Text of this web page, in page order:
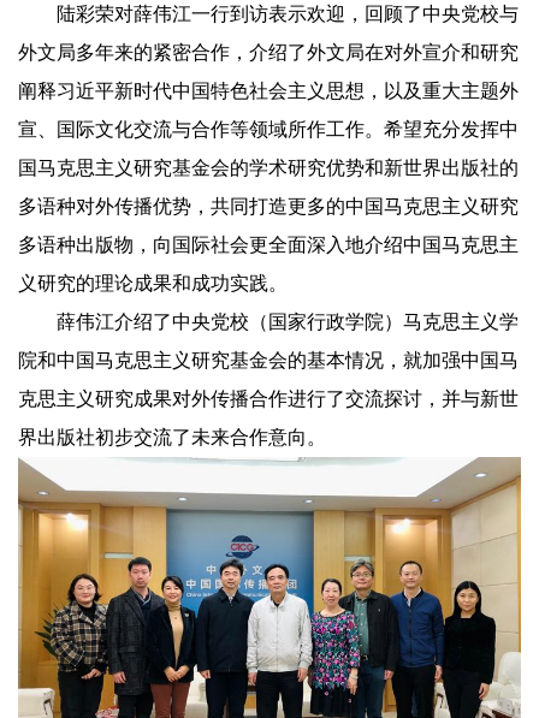
陆彩荣对薛伟江一行到访表示欢迎，回顾了中央党校与
外文局多年来的紧密合作，介绍了外文局在对外宣介和研究
阐释习近平新时代中国特色社会主义思想，以及重大主题外
宣、国际文化交流与合作等领域所作工作。希望充分发挥中
国马克思主义研究基金会的学术研究优势和新世界出版社的
多语种对外传播优势，共同打造更多的中国马克思主义研究
多语种出版物，向国际社会更全面深入地介绍中国马克思主
义研究的理论成果和成功实践。
薛伟江介绍了中央党校（国家行政学院）马克思主义学
院和中国马克思主义研究基金会的基本情况，就加强中国马
克思主义研究成果对外传播合作进行了交流探讨，并与新世
界出版社初步交流了未来合作意向。